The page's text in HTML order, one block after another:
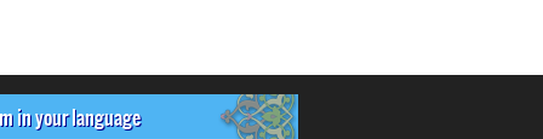
in your language